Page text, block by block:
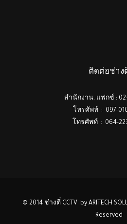
ติดต่อช่าง
สำนักงาน, แฟกซ์ : 02-
โทรศัพท์ : 097-
โทรศัพท์ : 064-
© 2014 ช่างตี๋ CCTV by ARITECH
Reserved